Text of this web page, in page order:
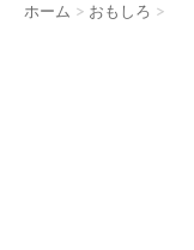
ホーム > おもしろ >